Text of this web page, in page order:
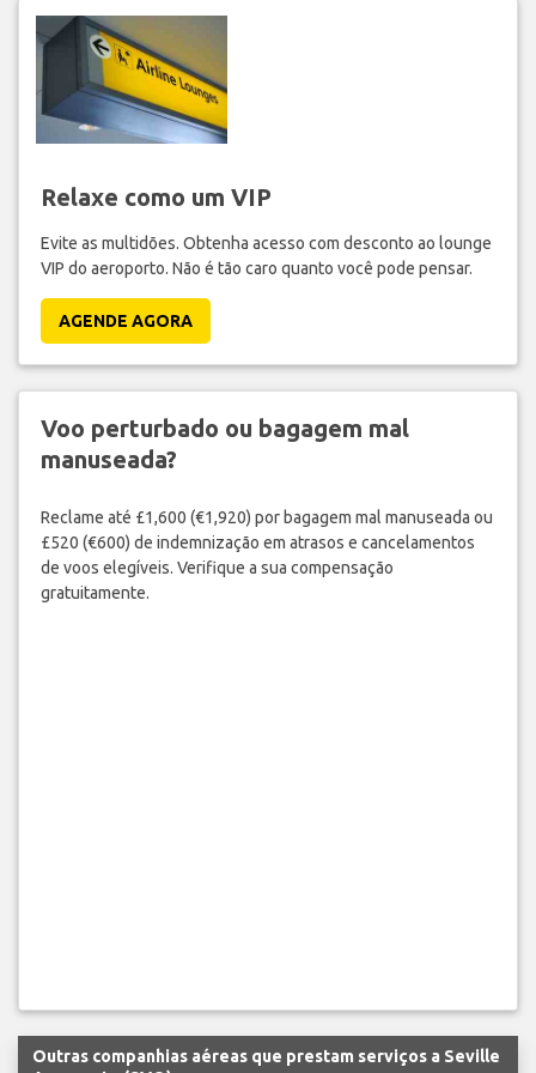
Relaxe como um VIP
Evite as multidões. Obtenha acesso com desconto ao lounge
VIP do aeroporto. Não é tão caro quanto você pode pensar.
AGENDE AGORA
Voo perturbado ou bagagem mal
manuseada?
Reclame até £1,600 (€1,920) por bagagem mal manuseada ou
£520 (€600) de indemnização em atrasos e cancelamentos
de voos elegíveis. Verifique a sua compensação
gratuitamente.
Outras companhias aéreas que prestam serviços a Seville